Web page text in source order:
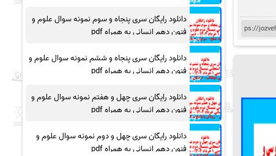
دانلود رایگان سری پنجاه و سوم نمونه سوال علوم و
فنون دهم انسانی به همراه pdf
دانلود رایگان سری پنجاه و ششم نمونه سوال علوم و
فنون دهم انسانی به همراه pdf
دانلود رایگان سری چهل و هفتم نمونه سوال علوم و
فنون دهم انسانی به همراه pdf
دانلود رایگان سری چهل و دوم نمونه سوال علوم و
فنون دهم انسانی به همراه pdf